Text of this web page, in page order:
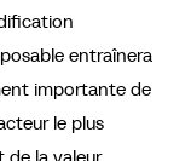
entraînera
importante de
le plus